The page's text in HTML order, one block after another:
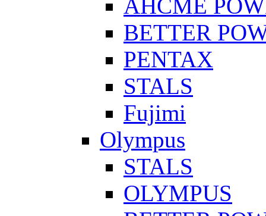
AHCME
BETTER
PENTAX
STALS
Fujimi
Olympus
STALS
OLYMPUS